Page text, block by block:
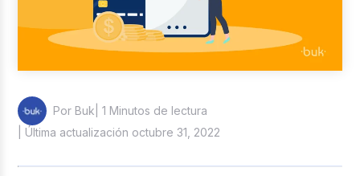
Por Buk | 1 Minutos de lectura
| Última actualización octubre 31, 2022